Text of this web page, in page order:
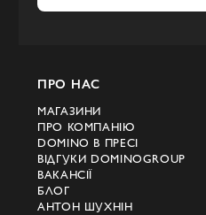
ПРО НАС
МАГАЗИНИ
ПРО КОМПАНІЮ
DOMINO В ПРЕСІ
ВІДГУКИ DOMINOGROUP
ВАКАНСІЇ
БЛОГ
АНТОН ШУХНІН